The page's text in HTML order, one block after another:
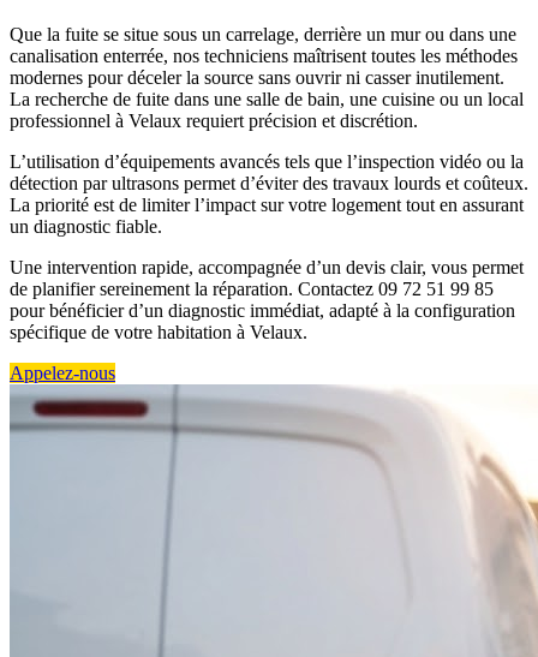
Que la fuite se situe sous un carrelage, derrière un mur ou dans une
canalisation enterrée, nos techniciens maîtrisent toutes les méthodes
modernes pour déceler la source sans ouvrir ni casser inutilement.
La recherche de fuite dans une salle de bain, une cuisine ou un local
professionnel à Velaux requiert précision et discrétion.
L’utilisation d’équipements avancés tels que l’inspection vidéo ou la
détection par ultrasons permet d’éviter des travaux lourds et coûteux.
La priorité est de limiter l’impact sur votre logement tout en assurant
un diagnostic fiable.
Une intervention rapide, accompagnée d’un devis clair, vous permet
de planifier sereinement la réparation. Contactez 09 72 51 99 85
pour bénéficier d’un diagnostic immédiat, adapté à la configuration
spécifique de votre habitation à Velaux.
Appelez-nous